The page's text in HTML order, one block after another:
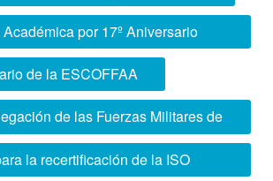
por 17º Aniversario
ESCOFFAA
de la ESCOFFAA
de las Fuerzas Militares de
Colombia
la recertificación de la ISO